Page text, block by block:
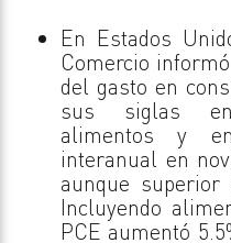
En Estados
Comercio
del gasto en
sus siglas en
alimentos y
interanual en
aunque superior
Incluyendo
PCE aumentó